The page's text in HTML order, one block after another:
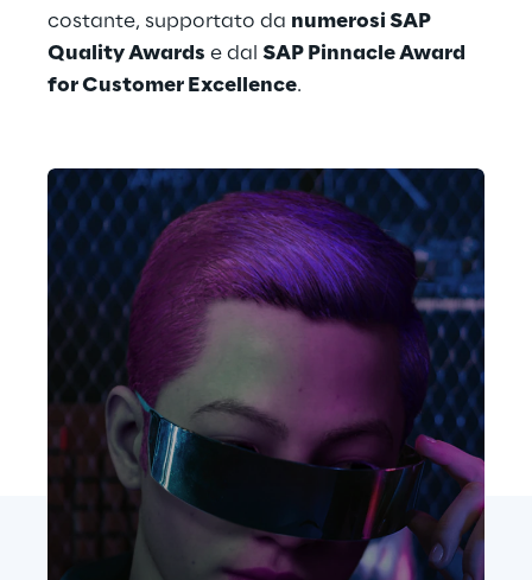
costante, supportato da numerosi SAP
Quality Awards e dal SAP Pinnacle Award
for Customer Excellence.